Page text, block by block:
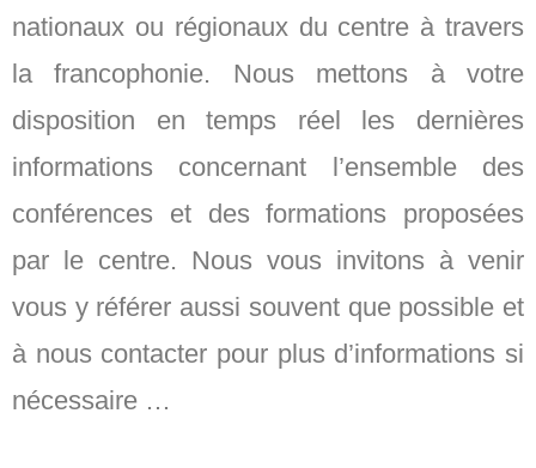
nationaux ou régionaux du centre à travers
la francophonie. Nous mettons à votre
disposition en temps réel les dernières
informations concernant l’ensemble des
conférences et des formations proposées
par le centre. Nous vous invitons à venir
vous y référer aussi souvent que possible et
à nous contacter pour plus d’informations si
nécessaire …